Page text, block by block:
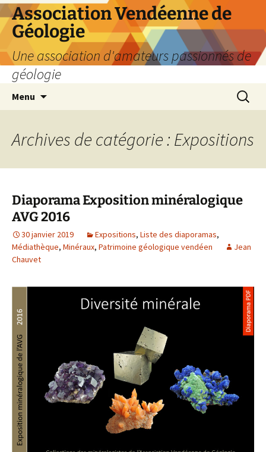
Aller
au
contenu
Association Vendéenne de
Géologie
Une association d'amateurs passionnés de
géologie
Menu
Archives de catégorie : Expositions
Diaporama Exposition minéralogique
AVG 2016
30 janvier 2019 Expositions, Liste des diaporamas,
Médiathèque, Minéraux, Patrimoine géologique vendéen
Jean
Chauvet